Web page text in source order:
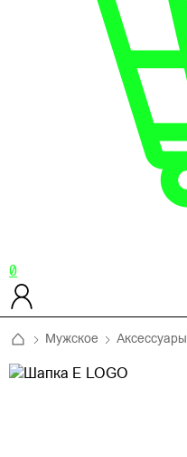
0
Мужское Аксессуары